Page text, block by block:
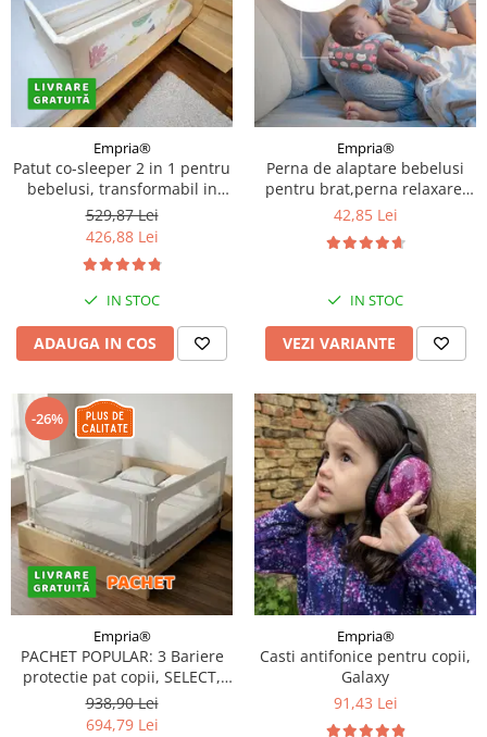
Empria®
Patut co-sleeper 2 in 1 pentru
bebelusi, transformabil in
bariera pat copii, adaptabil si
portabil, 97 × 44 × 40 cm / 185
× 40 cm
529,87 Lei
426,88 Lei
IN STOC
ADAUGA IN COS
Empria®
Perna de alaptare bebelusi
pentru brat,perna relaxare,
Empria, 24x20x10 cm, Diverse
42,85 Lei
IN STOC
VEZI VARIANTE
-26%
Empria®
PACHET POPULAR: 3 Bariere
protectie pat copii, SELECT,
200x200 cm
938,90 Lei
694,79 Lei
Empria®
Casti antifonice pentru copii,
Galaxy
91,43 Lei